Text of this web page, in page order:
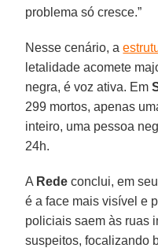
problema só cresce.”
Nesse cenário, a
letalidade acomete
negra, é voz ativa. Em
299 mortos, apenas
inteiro, uma pessoa
24h.
A Rede conclui, em
é a face mais visível e
policiais saem às ruas
suspeitos, focalizando